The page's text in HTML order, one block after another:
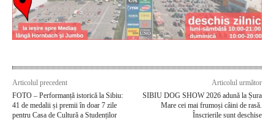
Articolul precedent
FOTO – Performanță istorică la Sibiu:
41 de medalii și premii în doar 7 zile
pentru Casa de Cultură a Studenților
Articolul următor
SIBIU DOG SHOW 2026 adună la Șura
Mare cei mai frumoși câini de rasă.
Înscrierile sunt deschise